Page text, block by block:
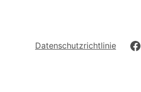
Datenschutzrichtlinie